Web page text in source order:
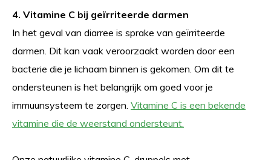
4. Vitamine C bij geïrriteerde darmen
In het geval van diarree is sprake van geïrriteerde
darmen. Dit kan vaak veroorzaakt worden door een
bacterie die je lichaam binnen is gekomen. Om dit te
ondersteunen is het belangrijk om goed voor je
immuunsysteem te zorgen. Vitamine C is een bekende
vitamine die de weerstand ondersteunt.